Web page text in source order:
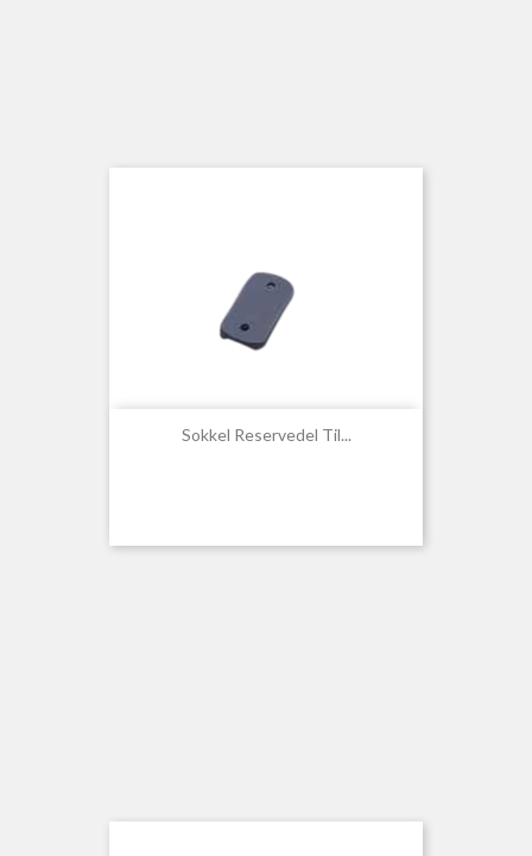
Sokkel Reservedel Til...